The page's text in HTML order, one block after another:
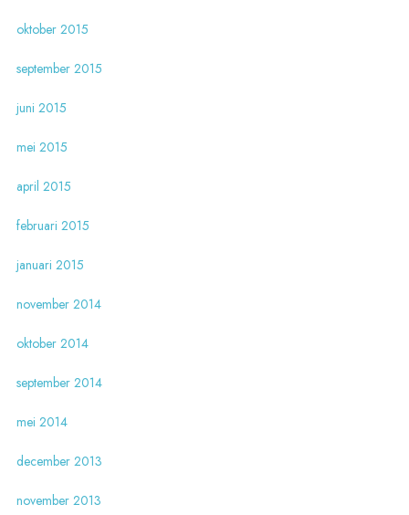
oktober 2015
september 2015
juni 2015
mei 2015
april 2015
februari 2015
januari 2015
november 2014
oktober 2014
september 2014
mei 2014
december 2013
november 2013